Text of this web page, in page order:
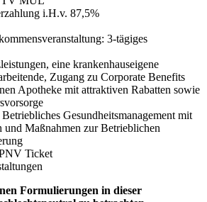
i.H.v. 87,5%
3-tägiges
eine krankenhauseigene
Zugang zu Corporate Benefits
Apotheke mit attraktiven Rabatten sowie
Gesundheitsmanagement mit
und Maßnahmen zur Betrieblichen
Ticket
Formulierungen in dieser